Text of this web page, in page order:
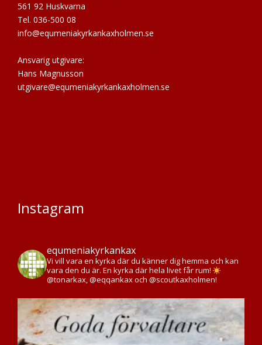
561 92 Huskvarna
Tel. 036-500 08
info@equmeniakyrkankaxholmen.se
Ansvarig utgivare:
Hans Magnusson
utgivare@equmeniakyrkankaxholmen.se
Instagram
equmeniakyrkankax
Vi vill vara en kyrka där du känner dig hemma och kan
vara den du är. En kyrka där hela livet får rum!
@tonarkax, @eqqankax och @scoutkaxholmen!